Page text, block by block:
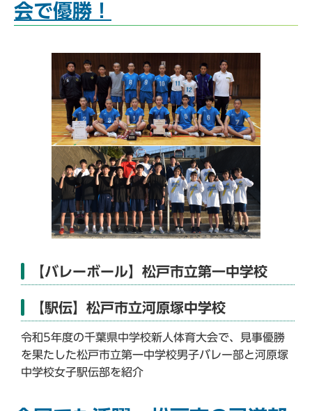
会で優勝！
【バレーボール】松戸市立第一中学校
【駅伝】松戸市立河原塚中学校
令和5年度の千葉県中学校新人体育大会で、見事優勝
を果たした松戸市立第一中学校男子バレー部と河原塚
中学校女子駅伝部を紹介